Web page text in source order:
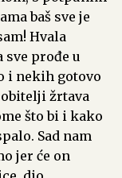
baš sve je
Hvala
prođe u
i nekih gotovo
žrtava
što bi i kako
Sad nam
jer će on